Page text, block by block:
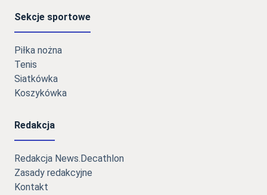
Sekcje sportowe
Piłka nożna
Tenis
Siatkówka
Koszykówka
Redakcja
Redakcja News.Decathlon
Zasady redakcyjne
Kontakt